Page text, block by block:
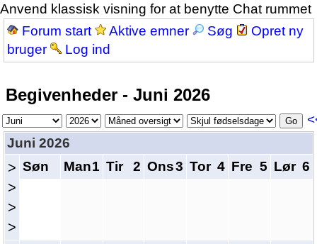
Anvend klassisk visning for at benytte Chat rummet
Forum start
Aktive emner Søg
Opret ny
bruger
Log ind
Begivenheder - Juni 2026
Juni 2026
>
>
>
>
Søn 1
Man 2
Tir 3
Ons 4
Tor 5
Fre 6
Lør